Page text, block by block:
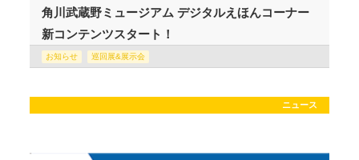
角川武蔵野ミュージアム デジタルえほんコーナー
新コンテンツスタート！
お知らせ 巡回展&展示会
ニュース